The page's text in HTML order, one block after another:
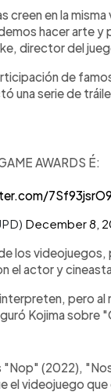
creen en la
hacer arte y
director del
de
una serie de
AWARDS É:
7Sf93jsrO9
December 8,
los
el actor y
pero al
Kojima sobre
"Nop" (2022),
el videojuego